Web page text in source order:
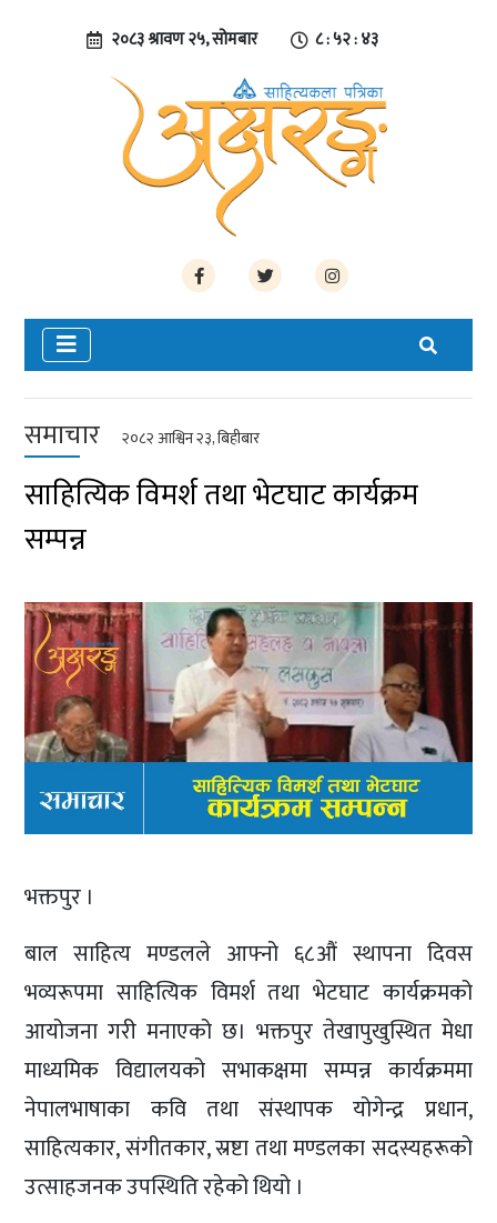
२०८३ श्रावण २५, सोमबार ८ : ५२ : ४३
समाचार २०८२ आश्विन २३, बिहीबार
साहित्यिक विमर्श तथा भेटघाट कार्यक्रम
सम्पन्न
भक्तपुर ।
बाल साहित्य मण्डलले आफ्नो ६८औं स्थापना दिवस
भव्यरूपमा साहित्यिक विमर्श तथा भेटघाट कार्यक्रमको
आयोजना गरी मनाएको छ। भक्तपुर तेखापुखुस्थित मेधा
माध्यमिक विद्यालयको सभाकक्षमा सम्पन्न कार्यक्रममा
नेपालभाषाका कवि तथा संस्थापक योगेन्द्र प्रधान,
साहित्यकार, संगीतकार, स्रष्टा तथा मण्डलका सदस्यहरूको
उत्साहजनक उपस्थिति रहेको थियो ।